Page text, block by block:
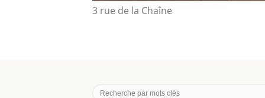
3 rue de la Chaîne